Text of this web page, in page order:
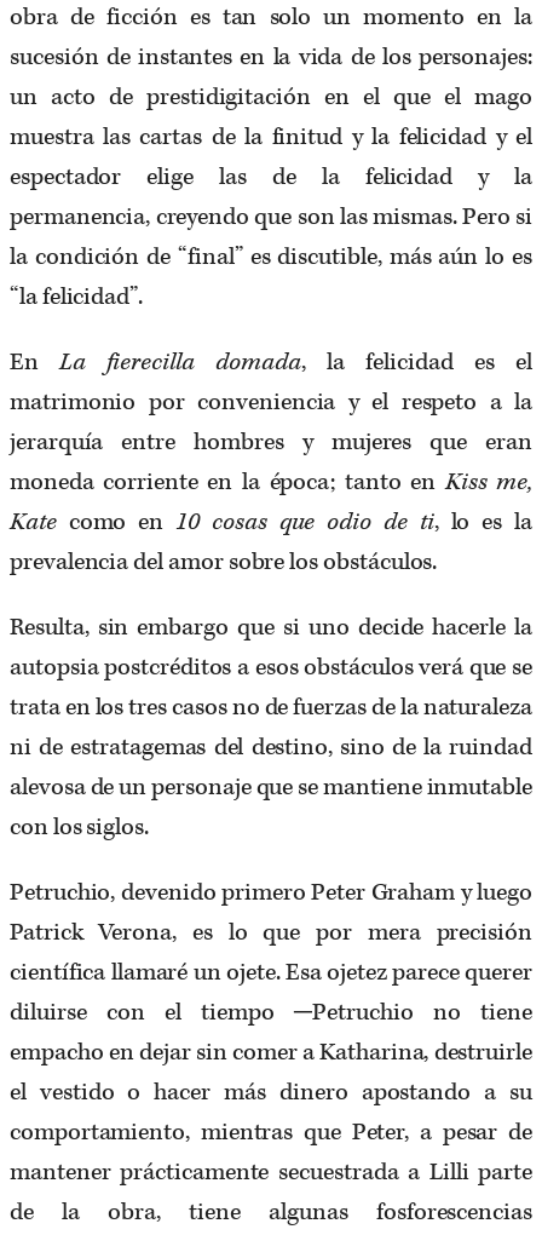
obra de ficción es tan solo un momento en la
sucesión de instantes en la vida de los personajes:
un acto de prestidigitación en el que el mago
muestra las cartas de la finitud y la felicidad y el
espectador elige las de la felicidad y la
permanencia, creyendo que son las mismas. Pero si
la condición de “final” es discutible, más aún lo es
“la felicidad”.
EnLa fierecilla domada, la felicidad es el
matrimonio por conveniencia y el respeto a la
jerarquía entre hombres y mujeres que eran
moneda corriente en la época; tanto enKiss me,
Katecomo en10 cosas que odio de ti, lo es la
prevalencia del amor sobre los obstáculos.
Resulta, sin embargo que si uno decide hacerle la
autopsia postcréditos a esos obstáculos verá que se
trata en los tres casos no de fuerzas de la naturaleza
ni de estratagemas del destino, sino de la ruindad
alevosa de un personaje que se mantiene inmutable
con los siglos.
Petruchio, devenido primero Peter Graham y luego
Patrick Verona, es lo que por mera precisión
científica llamaré un ojete. Esa ojetez parece querer
diluirse con el tiempo ─Petruchio no tiene
empacho en dejar sin comer a Katharina, destruirle
el vestido o hacer más dinero apostando a su
comportamiento, mientras que Peter, a pesar de
mantener prácticamente secuestrada a Lilli parte
de la obra, tiene algunas fosforescencias